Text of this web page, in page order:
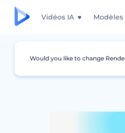
Vidéos IA
Graphismes
Would you like to change